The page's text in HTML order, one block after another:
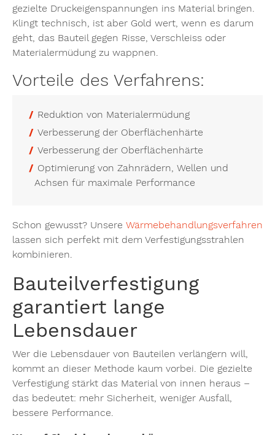
gezielte Druckeigenspannungen ins Material bringen.
Klingt technisch, ist aber Gold wert, wenn es darum
geht, das Bauteil gegen Risse, Verschleiss oder
Materialermüdung zu wappnen.
Vorteile des Verfahrens:
Reduktion von Materialermüdung
Verbesserung der Oberflächenhärte
Verbesserung der Oberflächenhärte
Optimierung von Zahnrädern, Wellen und
Achsen für maximale Performance
Schon gewusst? Unsere Wärmebehandlungsverfahren
lassen sich perfekt mit dem Verfestigungsstrahlen
kombinieren.
Bauteilverfestigung
garantiert lange
Lebensdauer
Wer die Lebensdauer von Bauteilen verlängern will,
kommt an dieser Methode kaum vorbei. Die gezielte
Verfestigung stärkt das Material von innen heraus –
das bedeutet: mehr Sicherheit, weniger Ausfall,
bessere Performance.